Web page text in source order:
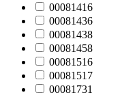
00081416
00081436
00081438
00081458
00081516
00081517
00081731